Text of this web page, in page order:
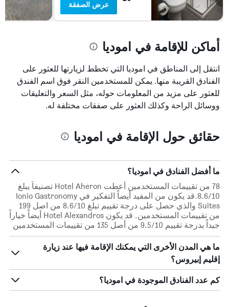
عرض الصفقة
أماكن للإقامة في اموديا
انتقل إلى المناطق في اموديا التي تخطط لزيارتها للعثور على
الفنادق القريبة منها. يمكن للمستخدمين النقر فوق اسم الفندق
للعثور على مزيد من المعلومات حوله، مثل السعر والتعليقات
ووسائل الراحة وكذلك العثور على صفقات مختلفة له.
حقائق حول الإقامة في اموديا
ما أفضل الفنادق في اموديا؟
78 من تقييمات المستخدمين أعطت Hotel Aheron تصنيفاً يبلغ
8.6/10.قد يكون من المفيد أيضاً التفكير في Ionio Gastronomy
Suites والذي حصل على درجة تقييم تبلغ 8.6/10 من اصل 199
من تقييمات المستخدمين. قد يكون Hotel Alexandros أيضاً خياراً
جيداً بدرجة تقييم 9.5/10 من أصل 135 من تقييمات المستخدمين
ما هي المدن الأخرى التي يمكنك الإقامة فيها عند زيارة
إقليم إبيروس؟
كم عدد الفنادق الموجودة في اموديا؟